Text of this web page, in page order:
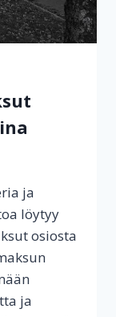
ja
löytyy
osiosta
ja